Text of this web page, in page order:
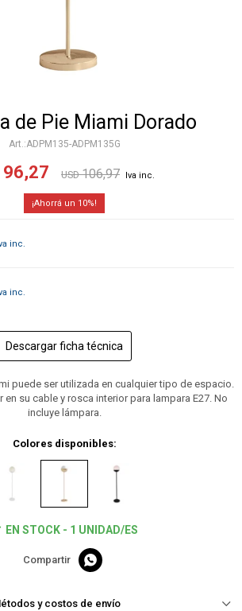
de Pie Miami Dorado
ADPM135-ADPM135G
96,27 USD 106,97
10
Descargar ficha técnica
puede ser utilizada en cualquier tipo de espacio.
en su cable y rosca interior para lampara E27. No
incluye lámpara.
Colores disponibles:
EN STOCK - 1 UNIDAD/ES

y costos de envío